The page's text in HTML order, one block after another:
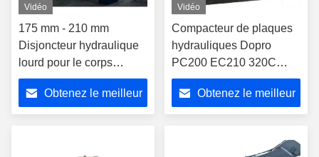
Vidéo
175 mm - 210 mm
Disjoncteur hydraulique
lourd pour le corps
principal Cellule
d'alimentation pour le
temps du désert
Obtenez le meilleur
Vidéo
Compacteur de plaques
hydrauliques Dopro
PC200 EC210 320C
SH220 SY215 Pour une
excavatrice de 20 tonnes
Obtenez le meilleur